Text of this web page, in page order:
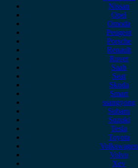
Nissan
Opel
Omoda
Peugeot
Porsche
Renault
Rover
Saab
Seat
Skoda
Smart
ssangyong
Subaru
Suzuki
Tesla
Toyota
Volkswagen
Volvo
Xev